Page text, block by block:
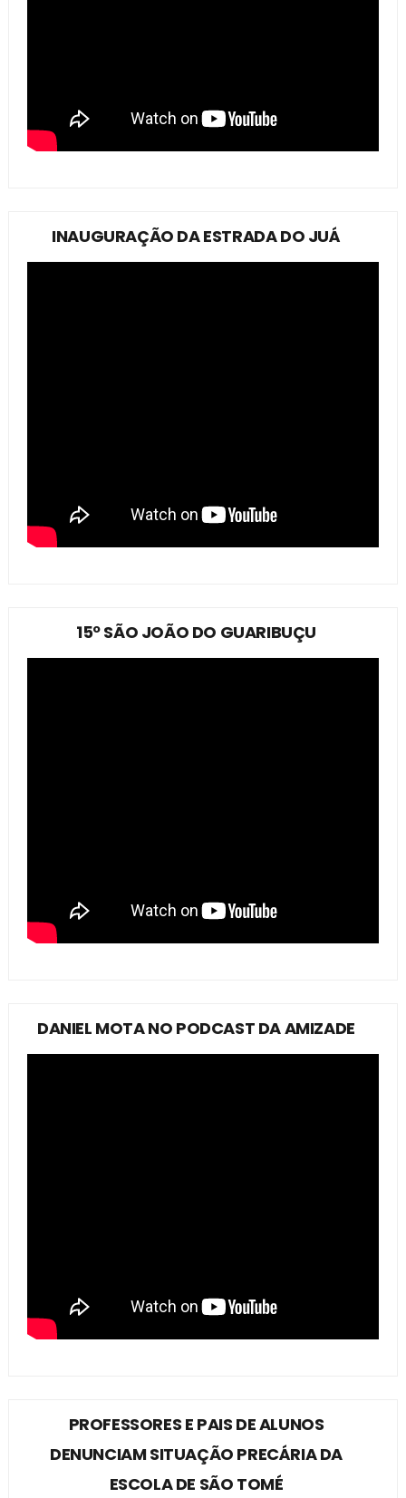
INAUGURAÇÃO DA ESTRADA DO JUÁ
15º SÃO JOÃO DO GUARIBUÇU
DANIEL MOTA NO PODCAST DA AMIZADE
PROFESSORES E PAIS DE ALUNOS
DENUNCIAM SITUAÇÃO PRECÁRIA DA
ESCOLA DE SÃO TOMÉ